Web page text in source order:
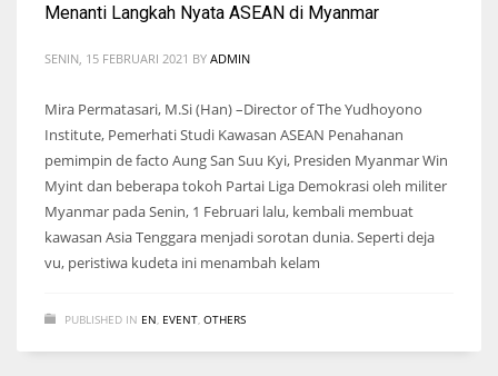
Menanti Langkah Nyata ASEAN di Myanmar
SENIN, 15 FEBRUARI 2021 BY ADMIN
Mira Permatasari, M.Si (Han) –Director of The Yudhoyono
Institute, Pemerhati Studi Kawasan ASEAN Penahanan
pemimpin de facto Aung San Suu Kyi, Presiden Myanmar Win
Myint dan beberapa tokoh Partai Liga Demokrasi oleh militer
Myanmar pada Senin, 1 Februari lalu, kembali membuat
kawasan Asia Tenggara menjadi sorotan dunia. Seperti deja
vu, peristiwa kudeta ini menambah kelam
PUBLISHED IN EN EVENT OTHERS